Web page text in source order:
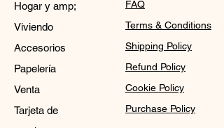
Hogar y amp;
Viviendo
Accesorios
Papelería
Venta
Tarjeta de
FAQ
Terms & Conditions
Shipping Policy
Refund Policy
Cookie Policy
Purchase Policy